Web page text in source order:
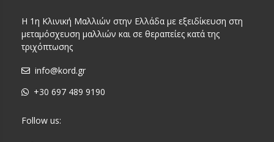
Η 1η Κλινική Μαλλιών στην Ελλάδα με εξειδίκευση στη
μεταμόσχευση μαλλιών και σε θεραπείες κατά της
τριχόπτωσης
info@kord.gr
+30 697 489 9190
Follow us: